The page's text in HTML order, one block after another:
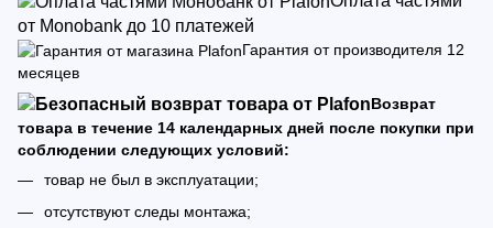
от Monobank до 10 платежей
Гарантия от производителя 12
месяцев
Возврат
товара в течение 14 календарных дней после покупки при
соблюдении следующих условий:
товар не был в эксплуатации;
отсутствуют следы монтажа;